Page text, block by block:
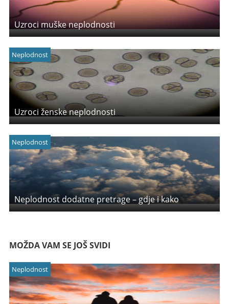
Uzroci muške neplodnosti
Neplodnost
Uzroci ženske neplodnosti
Neplodnost
Neplodnost dodatne pretrage – gdje i kako
MOŽDA VAM SE JOŠ SVIDI
Neplodnost